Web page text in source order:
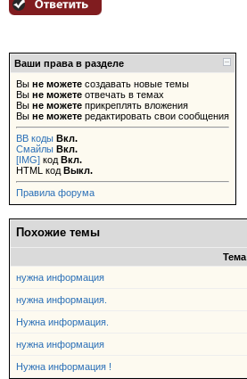
Ваши права в разделе
Вы не можете создавать новые темы
Вы не можете отвечать в темах
Вы не можете прикреплять вложения
Вы не можете редактировать свои сообщения
BB коды Вкл.
Смайлы Вкл.
[IMG] код Вкл.
HTML код Выкл.
Правила форума
Похожие темы
Тема
нужна информация
нужна информация.
Нужна информация.
нужна информация
Нужна информация !